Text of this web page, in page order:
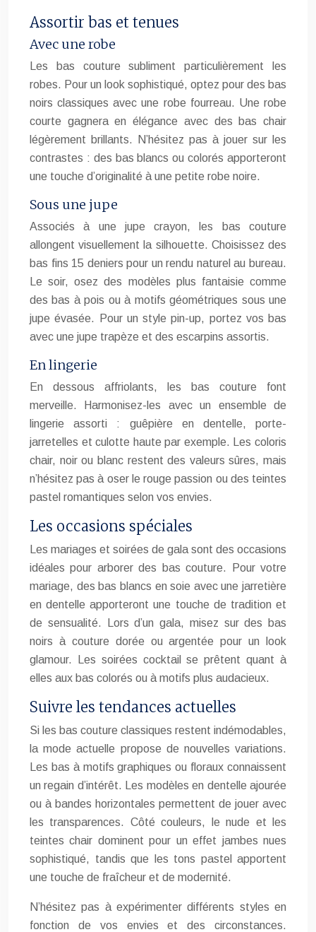
Assortir bas et tenues
Avec une robe
Les bas couture subliment particulièrement les
robes. Pour un look sophistiqué, optez pour des bas
noirs classiques avec une robe fourreau. Une robe
courte gagnera en élégance avec des bas chair
légèrement brillants. N’hésitez pas à jouer sur les
contrastes : des bas blancs ou colorés apporteront
une touche d’originalité à une petite robe noire.
Sous une jupe
Associés à une jupe crayon, les bas couture
allongent visuellement la silhouette. Choisissez des
bas fins 15 deniers pour un rendu naturel au bureau.
Le soir, osez des modèles plus fantaisie comme
des bas à pois ou à motifs géométriques sous une
jupe évasée. Pour un style pin-up, portez vos bas
avec une jupe trapèze et des escarpins assortis.
En lingerie
En dessous affriolants, les bas couture font
merveille. Harmonisez-les avec un ensemble de
lingerie assorti : guêpière en dentelle, porte-
jarretelles et culotte haute par exemple. Les coloris
chair, noir ou blanc restent des valeurs sûres, mais
n’hésitez pas à oser le rouge passion ou des teintes
pastel romantiques selon vos envies.
Les occasions spéciales
Les mariages et soirées de gala sont des occasions
idéales pour arborer des bas couture. Pour votre
mariage, des bas blancs en soie avec une jarretière
en dentelle apporteront une touche de tradition et
de sensualité. Lors d’un gala, misez sur des bas
noirs à couture dorée ou argentée pour un look
glamour. Les soirées cocktail se prêtent quant à
elles aux bas colorés ou à motifs plus audacieux.
Suivre les tendances actuelles
Si les bas couture classiques restent indémodables,
la mode actuelle propose de nouvelles variations.
Les bas à motifs graphiques ou floraux connaissent
un regain d’intérêt. Les modèles en dentelle ajourée
ou à bandes horizontales permettent de jouer avec
les transparences. Côté couleurs, le nude et les
teintes chair dominent pour un effet jambes nues
sophistiqué, tandis que les tons pastel apportent
une touche de fraîcheur et de modernité.
N’hésitez pas à expérimenter différents styles en
fonction de vos envies et des circonstances.